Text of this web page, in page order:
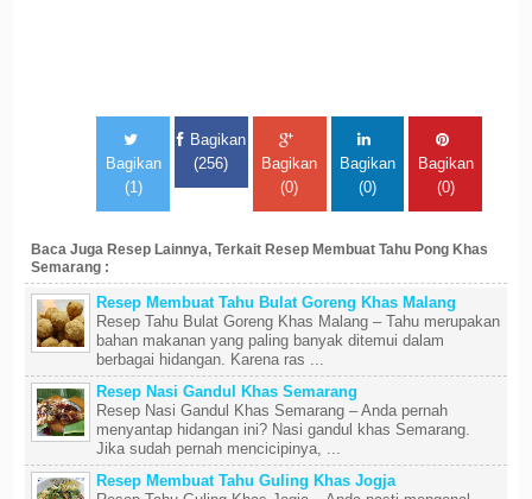
Bagikan
(1)
Bagikan
(256)
Bagikan
(0)
Bagikan
(0)
Bagikan
(0)
Baca Juga Resep Lainnya, Terkait Resep Membuat Tahu Pong Khas
Semarang :
Resep Membuat Tahu Bulat Goreng Khas Malang
Resep Tahu Bulat Goreng Khas Malang – Tahu merupakan
bahan makanan yang paling banyak ditemui dalam
berbagai hidangan. Karena ras ...
Resep Nasi Gandul Khas Semarang
Resep Nasi Gandul Khas Semarang – Anda pernah
menyantap hidangan ini? Nasi gandul khas Semarang.
Jika sudah pernah mencicipinya, ...
Resep Membuat Tahu Guling Khas Jogja